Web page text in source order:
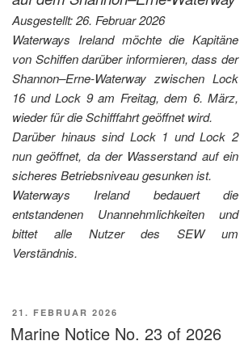
Ausgestellt: 26. Februar 2026
Waterways Ireland möchte die Kapitäne
von Schiffen darüber informieren, dass der
Shannon–Erne-Waterway zwischen Lock
16 und Lock 9 am Freitag, dem 6. März,
wieder für die Schifffahrt geöffnet wird.
Darüber hinaus sind Lock 1 und Lock 2
nun geöffnet, da der Wasserstand auf ein
sicheres Betriebsniveau gesunken ist.
Waterways Ireland bedauert die
entstandenen Unannehmlichkeiten und
bittet alle Nutzer des SEW um
Verständnis.
VERÖFFENTLICHT
AM
21. FEBRUAR 2026
Marine Notice No. 23 of 2026